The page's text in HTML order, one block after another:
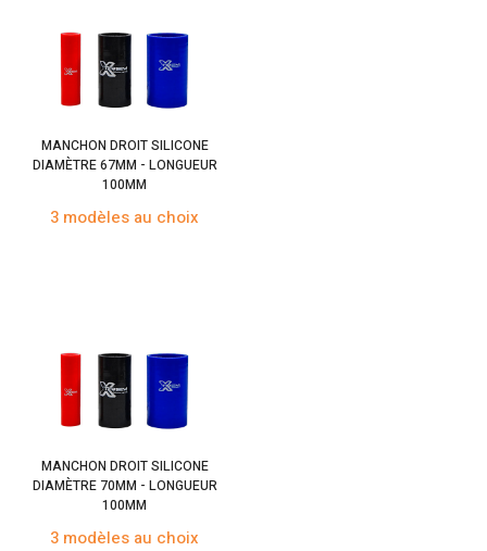
MANCHON DROIT SILICONE
DIAMÈTRE 67MM - LONGUEUR
100MM
3 modèles au choix
MANCHON DROIT SILICONE
DIAMÈTRE 70MM - LONGUEUR
100MM
3 modèles au choix